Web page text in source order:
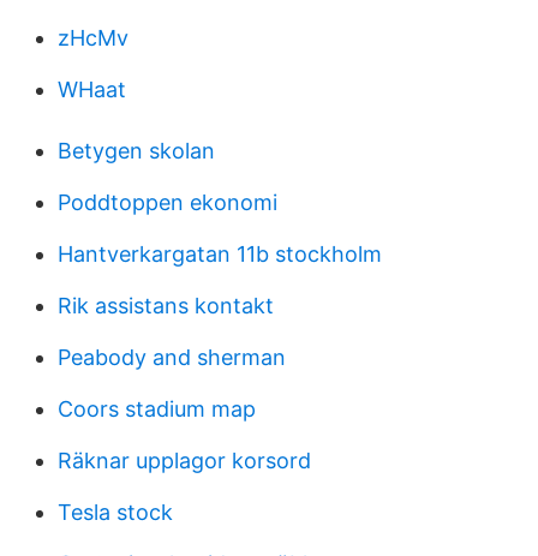
zHcMv
WHaat
Betygen skolan
Poddtoppen ekonomi
Hantverkargatan 11b stockholm
Rik assistans kontakt
Peabody and sherman
Coors stadium map
Räknar upplagor korsord
Tesla stock